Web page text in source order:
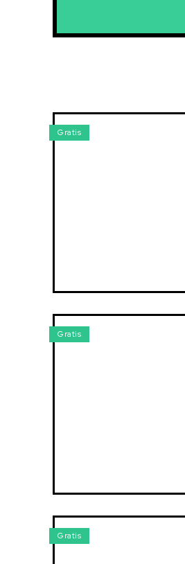
Gratis
Gratis
Gratis